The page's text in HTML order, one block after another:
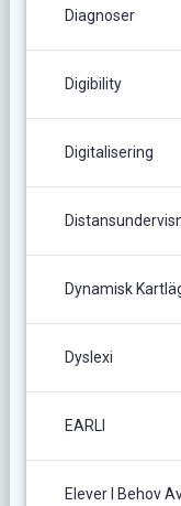
Diagnoser
Digibility
Digitalisering
Dynamisk
Dyslexi
EARLI
Elever I Behov